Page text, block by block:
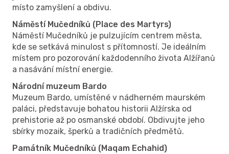
místo zamyšlení a obdivu.
Náměstí Mučedníků (Place des Martyrs)
Náměstí Mučedníků je pulzujícím centrem města,
kde se setkává minulost s přítomností. Je ideálním
místem pro pozorování každodenního života Alžířanů
a nasávání místní energie.
Národní muzeum Bardo
Muzeum Bardo, umístěné v nádherném maurském
paláci, představuje bohatou historii Alžírska od
prehistorie až po osmanské období. Obdivujte jeho
sbírky mozaik, šperků a tradičních předmětů.
Památník Mučedníků (Maqam Echahid)